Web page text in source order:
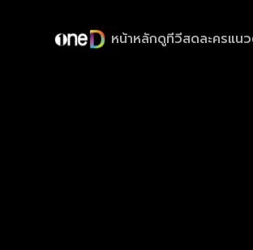
หน้าหลักดูทีวีสดละครแน